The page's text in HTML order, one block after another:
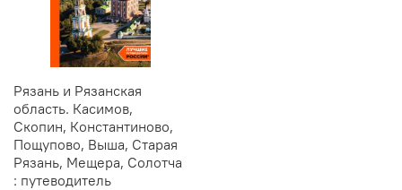
Рязань и Рязанская
область. Касимов,
Скопин, Константиново,
Пощупово, Выша, Старая
Рязань, Мещера, Солотча
: путеводитель